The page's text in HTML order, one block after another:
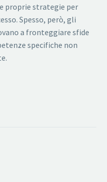
proprie strategie per
Spesso, però, gli
a fronteggiare sfide
specifiche non